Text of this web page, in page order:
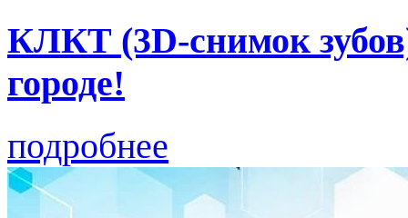
КЛКТ (3D-снимок
городе!
подробнее